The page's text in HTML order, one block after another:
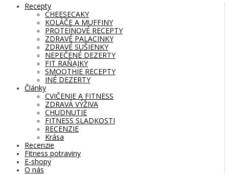
Recepty
CHEESECAKY
KOLÁČE A MUFFINY
PROTEÍNOVÉ RECEPTY
ZDRAVÉ PALACINKY
ZDRAVÉ SUŠIENKY
NEPEČENÉ DEZERTY
FIT RAŇAJKY
SMOOTHIE RECEPTY
INÉ DEZERTY
Články
CVIČENIE A FITNESS
ZDRAVÁ VÝŽIVA
CHUDNUTIE
FITNESS SLADKOSTI
RECENZIE
Krása
Recenzie
Fitness potraviny
E-shopy
O nás